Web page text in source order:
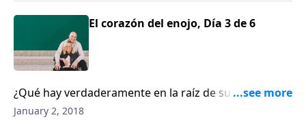
El corazón del enojo, Día 3 de 6
¿Qué hay verdaderamente en la raíz de su enojo?
Chip Ingram nos ofrece consejos prácticos para lidiar
January 2, 2018